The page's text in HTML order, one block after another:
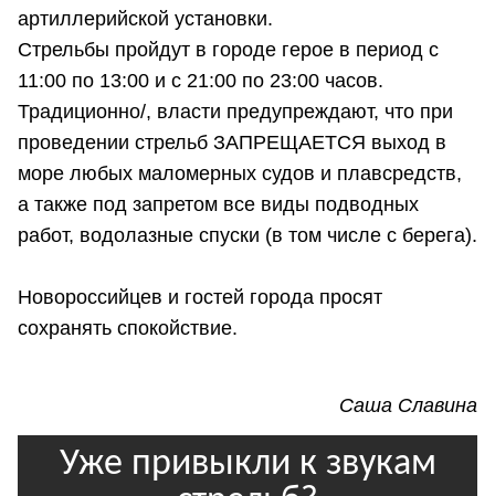
артиллерийской установки.
Стрельбы пройдут в городе герое в период с
11:00 по 13:00 и с 21:00 по 23:00 часов.
Традиционно/, власти предупреждают, что при
проведении стрельб ЗАПРЕЩАЕТСЯ выход в
море любых маломерных судов и плавсредств,
а также под запретом все виды подводных
работ, водолазные спуски (в том числе с берега).
Новороссийцев и гостей города просят
сохранять спокойствие.
Саша Славина